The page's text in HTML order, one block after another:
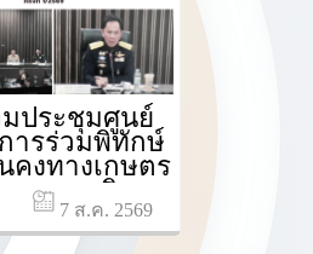
มประชุมศูนย์
ารร่วมพิทักษ์
คงทางเกษตร
หารพระพิรุณ
ครั้งที่ 1/2569
7 ส.ค. 2569